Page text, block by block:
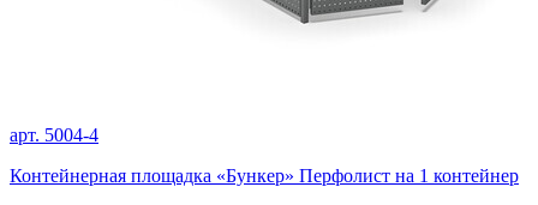
арт. 5004-4
Контейнерная площадка «Бункер» Перфолист на 1 контейнер